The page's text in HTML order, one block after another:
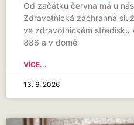
Od začátku června má u
Zdravotnická záchranná
ve zdravotnickém středisku
886 a v domě
VÍCE...
13. 6. 2026